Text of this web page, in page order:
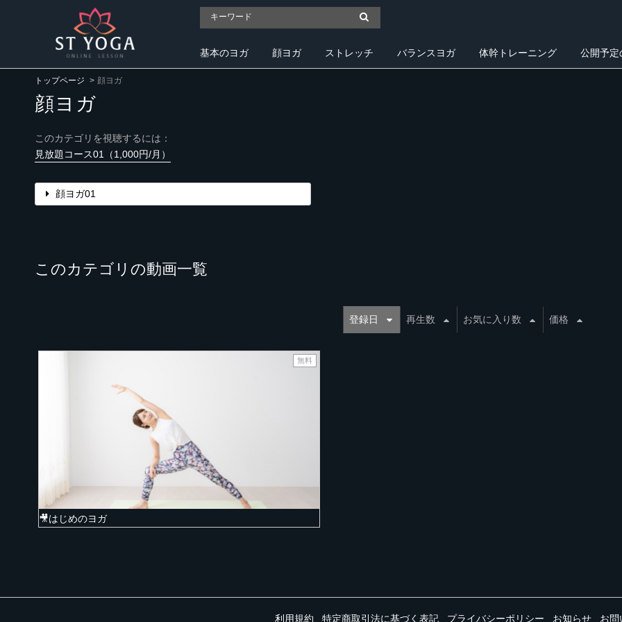
基本のヨガ 顔ヨガ ストレッチ バランスヨガ 体幹トレーニング 公開予定
トップページ 顔ヨガ
顔ヨガ
このカテゴリを視聴するには：
見放題コース01（1,000円/月）
顔ヨガ01
このカテゴリの動画一覧
登録日 再生数 お気に入り数 価格
🎥はじめのヨガ
無料
利用規約 特定商取引法に基づく表記 プライバシーポリシー お知らせ お問